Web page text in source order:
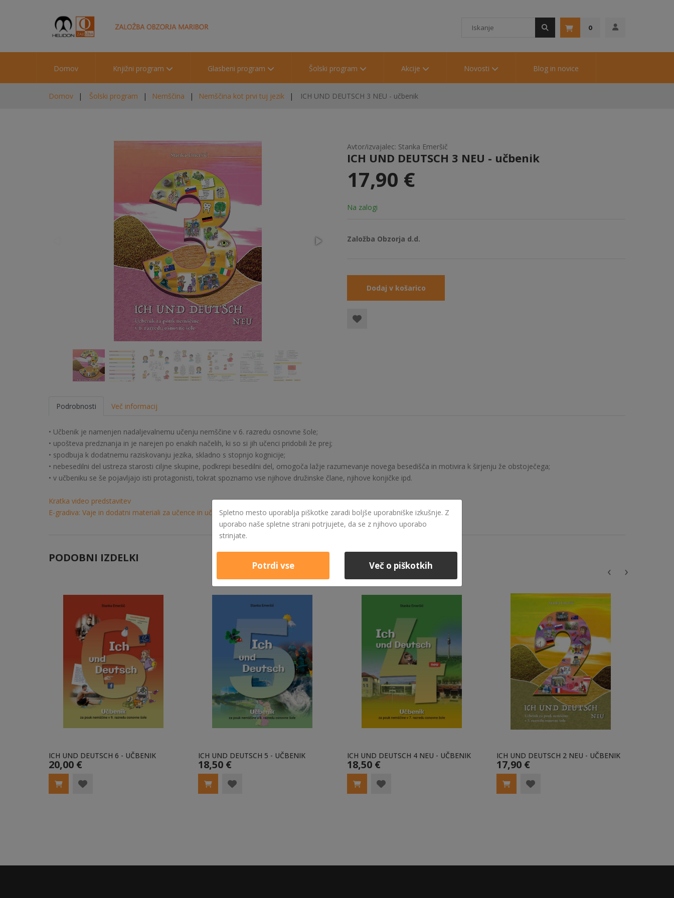
0
Domov Knjižni program Glasbeni program Šolski program Akcije Novosti Blog in novice
Domov Šolski program Nemščina Nemščina kot prvi tuj jezik ICH UND DEUTSCH 3 NEU - učbenik
Avtor/izvajalec: Stanka Emeršič
ICH UND DEUTSCH 3 NEU - učbenik
17,90 €
Na zalogi
Založba Obzorja d.d.
Dodaj v košarico
Podrobnosti Več informacij
• Učbenik je namenjen nadaljevalnemu učenju nemščine v 6. razredu osnovne šole;
• upošteva predznanja in je narejen po enakih načelih, ki so si jih učenci pridobili že prej;
• spodbuja k dodatnemu raziskovanju jezika, skladno s stopnjo kognicije;
• nebesedilni del ustreza starosti ciljne skupine, podkrepi besedilni del, omogoča lažje razumevanje novega besedišča in motivira k širjenju že obstoječega;
• v učbeniku se še pojavljajo isti protagonisti, tokrat spoznamo vse njihove družinske člane, njihove konjičke ipd.
Kratka video predstavitev
E-gradiva: Vaje in dodatni materiali za učence in učitelje
PODOBNI IZDELKI
ICH UND DEUTSCH 6 - UČBENIK
20,00 €
ICH UND DEUTSCH 5 - UČBENIK
18,50 €
ICH UND DEUTSCH 4 NEU - UČBENIK
18,50 €
ICH UND DEUTSCH 2 NEU - UČBENIK
17,90 €
‹ ›
Spletno mesto uporablja piškotke zaradi boljše uporabniške izkušnje. Z
uporabo naše spletne strani potrjujete, da se z njihovo uporabo
strinjate.
Potrdi vse Več o piškotkih